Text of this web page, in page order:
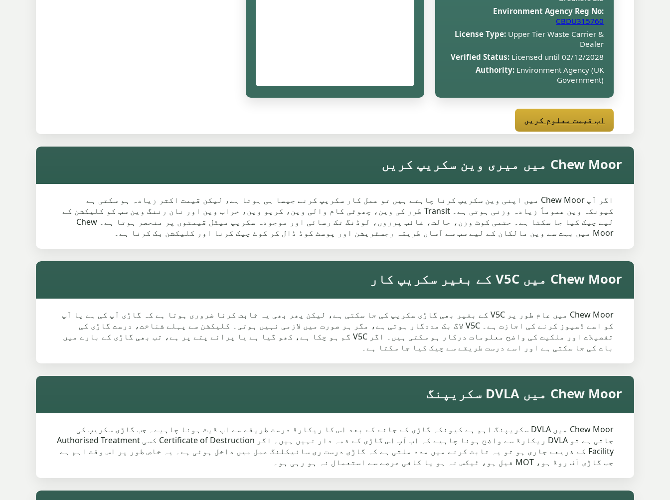
Environment Agency Reg No:
CBDU315760
License Type: Upper Tier Waste Carrier &
Dealer
Verified Status: Licensed until 02/12/2028
Authority: Environment Agency (UK
Government)
اب قیمت معلوم کریں
Chew Moor میں میری وین سکریپ کریں
اگر آپ Chew Moor میں اپنی وین سکریپ کرنا چاہتے ہیں تو عمل کار سکریپ کرنے جیسا ہی ہوتا ہے، لیکن قیمت اکثر زیادہ ہو سکتی ہے
کیونکہ وین عموماً زیادہ وزنی ہوتی ہے۔ Transit طرز کی وین، چھوٹی کام والی وین، کریو وین، خراب وین اور نان رننگ وین سب کو کلیکشن کے
لیے چیک کیا جا سکتا ہے۔ حتمی کوٹ وزن، حالت، غائب پرزوں، لوڈنگ تک رسائی اور موجودہ سکریپ میٹل قیمتوں پر منحصر ہوتا ہے۔ Chew
Moor میں بہت سے وین مالکان کے لیے سب سے آسان طریقہ رجسٹریشن اور پوسٹ کوڈ ڈال کر کوٹ چیک کرنا اور کلیکشن بک کرنا ہے۔
Chew Moor میں V5C کے بغیر سکریپ کار
Chew Moor میں عام طور پر V5C کے بغیر بھی گاڑی سکریپ کی جا سکتی ہے، لیکن پھر بھی یہ ثابت کرنا ضروری ہوتا ہے کہ گاڑی آپ کی ہے یا آپ
کو اسے ڈسپوز کرنے کی اجازت ہے۔ V5C لاگ بک مددگار ہوتی ہے، مگر ہر صورت میں لازمی نہیں ہوتی۔ کلیکشن سے پہلے شناخت، درست گاڑی کی
تفصیلات اور ملکیت کی واضح معلومات درکار ہو سکتی ہیں۔ اگر V5C گم ہو چکا ہے، کھو گیا ہے یا پرانے پتے پر ہے، تب بھی گاڑی کے بارے میں
بات کی جا سکتی ہے اور اسے درست طریقے سے چیک کیا جا سکتا ہے۔
Chew Moor میں DVLA سکریپنگ
Chew Moor میں DVLA سکریپنگ اہم ہے کیونکہ گاڑی کے جانے کے بعد اس کا ریکارڈ درست طریقے سے اپ ڈیٹ ہونا چاہیے۔ جب گاڑی سکریپ کی
جاتی ہے تو DVLA ریکارڈ سے واضح ہونا چاہیے کہ اب آپ اس گاڑی کے ذمہ دار نہیں ہیں۔ اگر Certificate of Destruction کسی Authorised Treatment
Facility کے ذریعے جاری ہو تو یہ ثابت کرنے میں مدد ملتی ہے کہ گاڑی درست ری سائیکلنگ عمل میں داخل ہوئی ہے۔ یہ خاص طور پر اس وقت اہم ہے
جب گاڑی آف روڈ ہو، MOT فیل ہو، ٹیکس نہ ہو یا کافی عرصے سے استعمال نہ ہو رہی ہو۔